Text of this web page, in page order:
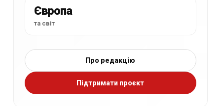
Європа
та світ
Про редакцію
Підтримати проєкт